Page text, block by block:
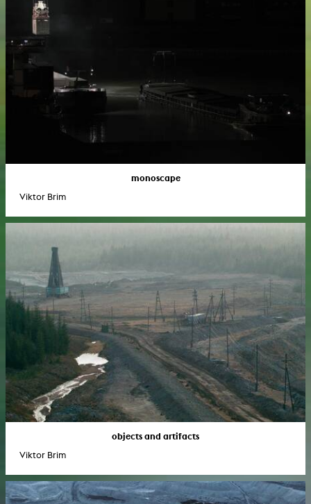
monoscape
Viktor Brim
objects and artifacts
Viktor Brim